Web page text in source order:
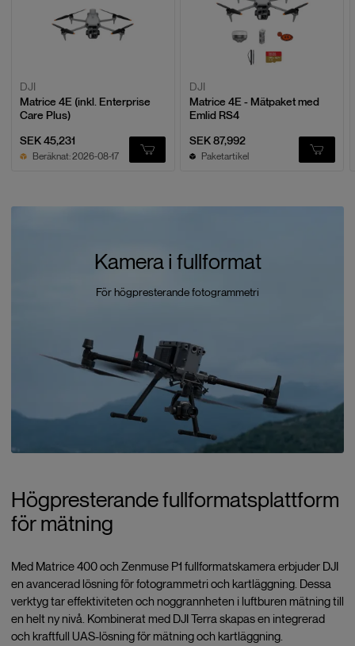
DJI
Matrice 4E (inkl. Enterprise
Care Plus)
SEK 45,231
Beräknat: 2026-08-17
DJI
Matrice 4E - Mätpaket med
Emlid RS4
SEK 87,992
Paketartikel
Kamera i fullformat
För högpresterande fotogrammetri
Högpresterande fullformatsplattform
för mätning
Med Matrice 400 och Zenmuse P1 fullformatskamera erbjuder DJI
en avancerad lösning för fotogrammetri och kartläggning. Dessa
verktyg tar effektiviteten och noggrannheten i luftburen mätning till
en helt ny nivå. Kombinerat med DJI Terra skapas en integrerad
och kraftfull UAS-lösning för mätning och kartläggning.